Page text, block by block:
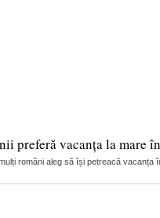
preferă vacanța la mare
români aleg să își petreacă vacanța